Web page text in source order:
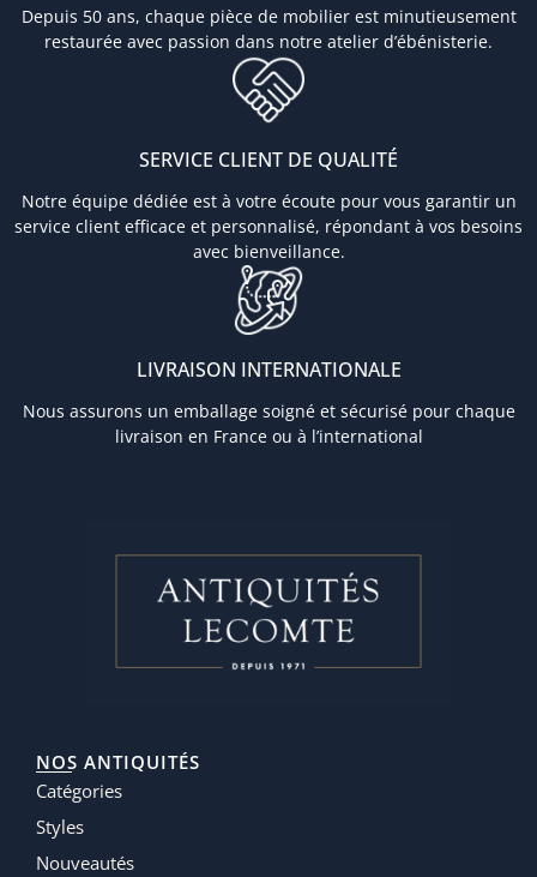
Depuis 50 ans, chaque pièce de mobilier est minutieusement
restaurée avec passion dans notre atelier d’ébénisterie.
SERVICE CLIENT DE QUALITÉ
Notre équipe dédiée est à votre écoute pour vous garantir un
service client efficace et personnalisé, répondant à vos besoins
avec bienveillance.
LIVRAISON INTERNATIONALE
Nous assurons un emballage soigné et sécurisé pour chaque
livraison en France ou à l’international
NOS ANTIQUITÉS
Catégories
Styles
Nouveautés